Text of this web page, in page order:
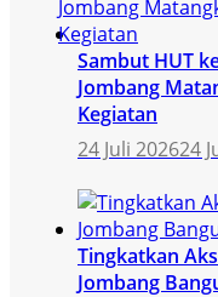
Sambut HUT
Jombang
Kegiatan
24 Juli 202624
Tingkatkan
Jombang